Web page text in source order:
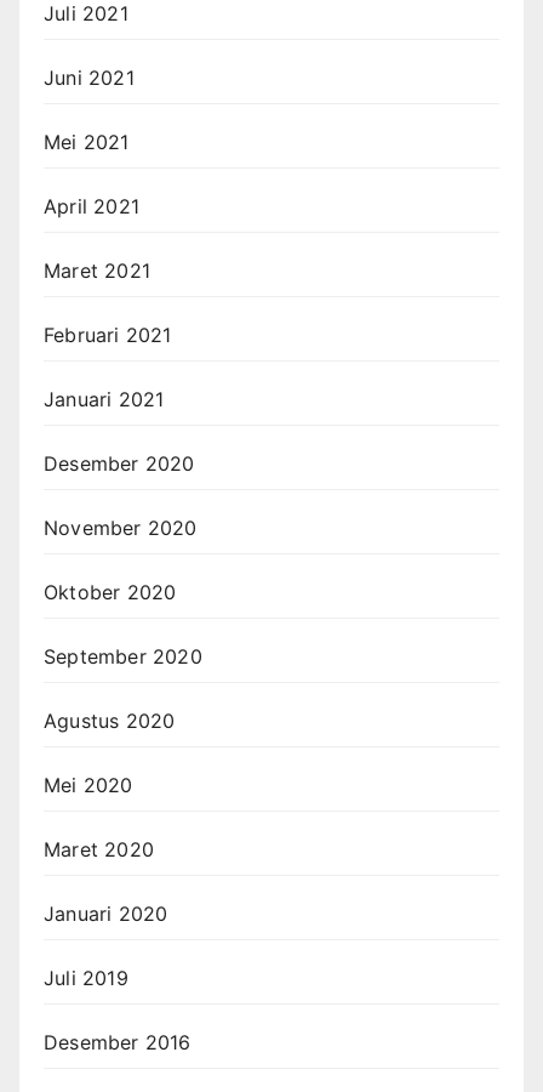
Juli 2021
Juni 2021
Mei 2021
April 2021
Maret 2021
Februari 2021
Januari 2021
Desember 2020
November 2020
Oktober 2020
September 2020
Agustus 2020
Mei 2020
Maret 2020
Januari 2020
Juli 2019
Desember 2016